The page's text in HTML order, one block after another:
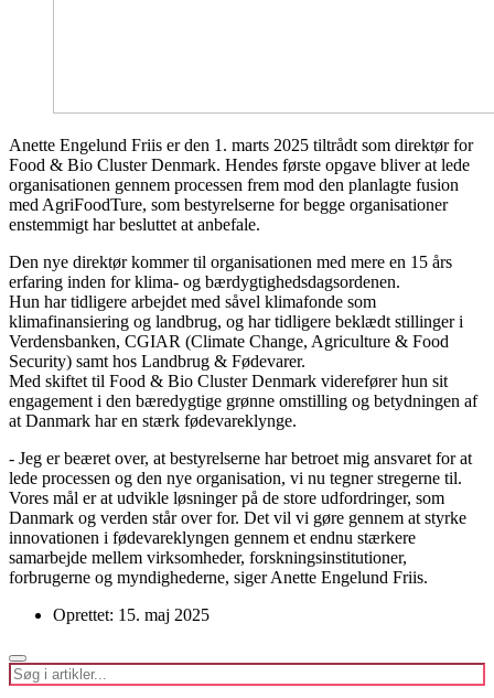
Anette Engelund Friis er den 1. marts 2025 tiltrådt som direktør for
Food & Bio Cluster Denmark. Hendes første opgave bliver at lede
organisationen gennem processen frem mod den planlagte fusion
med AgriFoodTure, som bestyrelserne for begge organisationer
enstemmigt har besluttet at anbefale.
Den nye direktør kommer til organisationen med mere en 15 års
erfaring inden for klima- og bærdygtighedsdagsordenen.
Hun har tidligere arbejdet med såvel klimafonde som
klimafinansiering og landbrug, og har tidligere beklædt stillinger i
Verdensbanken, CGIAR (Climate Change, Agriculture & Food
Security) samt hos Landbrug & Fødevarer.
Med skiftet til Food & Bio Cluster Denmark viderefører hun sit
engagement i den bæredygtige grønne omstilling og betydningen af
at Danmark har en stærk fødevareklynge.
- Jeg er beæret over, at bestyrelserne har betroet mig ansvaret for at
lede processen og den nye organisation, vi nu tegner stregerne til.
Vores mål er at udvikle løsninger på de store udfordringer, som
Danmark og verden står over for. Det vil vi gøre gennem at styrke
innovationen i fødevareklyngen gennem et endnu stærkere
samarbejde mellem virksomheder, forskningsinstitutioner,
forbrugerne og myndighederne, siger Anette Engelund Friis.
Oprettet: 15. maj 2025